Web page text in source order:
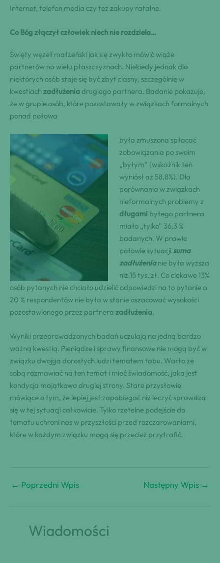
Internet, telefon media czy też zakupy ratalne.
Co Bóg złączył człowiek niech nie rozdziela…
Święty węzeł małżeński jak się zwykło mówić wiąże
partnerów na wielu płaszczyznach. Niekiedy jednak dla
niektórych osób staje się być zbyt ciasny, szczególnie w
kwestiach zadłużenia drugiego partnera. Badanie pokazuje,
że w grupie osób, które pozostawały w związkach formalnych
ponad połowa
była zmuszona spłacać
zobowiązania po swoim
„byłym” (wskaźnik ten
wyniósł aż 58,8%). Dla
porównania w związkach
nieformalnych problemy z
długami byłego partnera
miało „tylko” 36,3 %
badanych. W prawie
połowie sytuacji suma
zadłużenianie była wyższa
niż 15 tys. zł. Co ciekawe 13%
osób pytanych nie chciało udzielić odpowiedzi na to pytanie a
20 % respondentów nie była w stanie oszacować wysokości
pozostawionego przez partnera zadłużenia.
Wyniki przeprowadzonych badań uczulają na jedną bardzo
ważną kwestią. Pieniądze i sprawy finansowe nie mogą być w
związku dwojga dorosłych ludzi tematem tabu. Warto ze
sobą rozmawiać na ten temat i mieć świadomość, jaka jest
kondycja majątkowa drugiej strony. Stare przysłowie
mówiące o tym, że lepiej jest zapobiegać niż leczyć sprawdza
się w tej sytuacji całkowicie. Tylko rzetelne podejście do
tematu uchroni nas w przyszłości przed rozczarowaniami,
które w każdym związku mogą się przecież przytrafić.
← Poprzedni Wpis Następny Wpis →
Wiadomości